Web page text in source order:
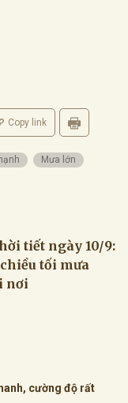
Copy link
Mưa lớn
tiết ngày 10/9:
tối mưa
nơi
cường độ rất